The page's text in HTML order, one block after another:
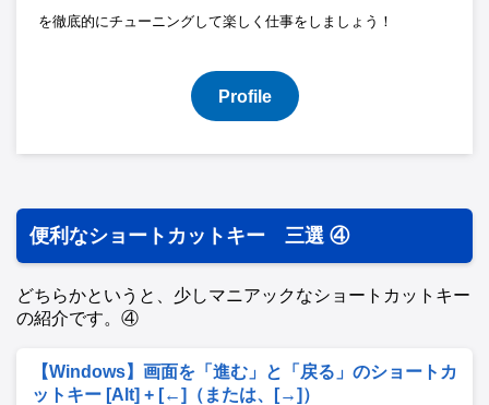
を徹底的にチューニングして楽しく仕事をしましょう！
Profile
便利なショートカットキー 三選 ④
どちらかというと、少しマニアックなショートカットキー
の紹介です。④
【Windows】画面を「進む」と「戻る」のショートカ
ットキー [Alt] + [←]（または、[→]）